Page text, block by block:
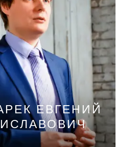
ЕВГЕНИЙ